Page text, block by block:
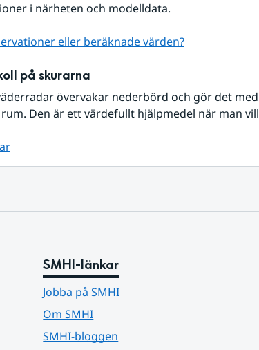
i närheten och modelldata.
eller beräknade värden?
på skurarna
övervakar nederbörd och gör det
Den är ett värdefullt hjälpmedel när man
SMHI-länkar
Jobba på SMHI
Om SMHI
SMHI-bloggen